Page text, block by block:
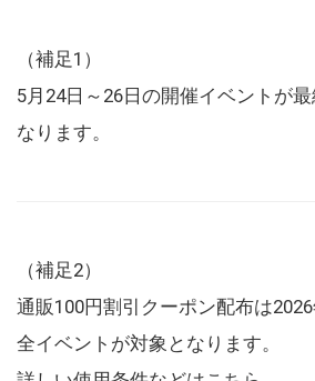
（補足1）
5月24日～26日の開催イベントが
なります。
（補足2）
通販100円割引クーポン配布は
全イベントが対象となります。